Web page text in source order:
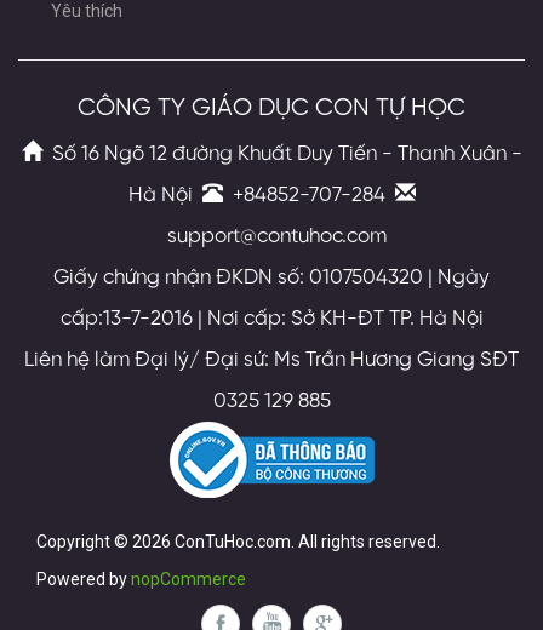
Yêu thích
CÔNG TY GIÁO DỤC CON TỰ HỌC
Số 16 Ngõ 12 đường Khuất Duy Tiến - Thanh Xuân -
Hà Nội
+84852-707-284
support@contuhoc.com
Giấy chứng nhận ĐKDN số: 0107504320 | Ngày
cấp:13-7-2016 | Nơi cấp: Sở KH-ĐT TP. Hà Nội
Liên hệ làm Đại lý/ Đại sứ: Ms Trần Hương Giang SĐT
0325 129 885
Copyright © 2026 ConTuHoc.com. All rights reserved.
Powered bynopCommerce